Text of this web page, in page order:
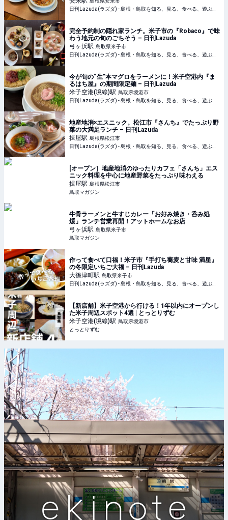
完全予約制の隠れ家ランチ。米子市の『Robaco』で味
わう地元の旬のごちそう – 日刊Lazuda
弓ヶ浜駅 鳥取県米子市
今が旬の“生”本マグロをラーメンに！米子空港内『ま
るはち屋』の期間限定麺 – 日刊Lazuda
米子空港(境線)駅 鳥取県境港市
地産地消×エスニック。松江市『さんち』でたっぷり野
菜の大満足ランチ – 日刊Lazuda
揖屋駅 島根県松江市
[オープン］地産地消のゆったりカフェ「さんち」エス
ニック料理を中心に地産野菜をたっぷり味わえる
揖屋駅 島根県松江市
鳥取マガジン
牛骨ラーメンと牛すじカレー「お好み焼き・呑み処
煖」ランチ営業再開！アットホームなお店
弓ヶ浜駅 鳥取県米子市
鳥取マガジン
作って食べて口福！米子市『手打ち蕎麦と甘味 満星』
の冬限定いちご大福 – 日刊Lazuda
大篠津町駅 鳥取県米子市
【新店舗】米子空港から行ける！1年以内にオープンし
た米子周辺スポット4選 | とっとりずむ
米子空港(境線)駅 鳥取県境港市
とっとりずむ